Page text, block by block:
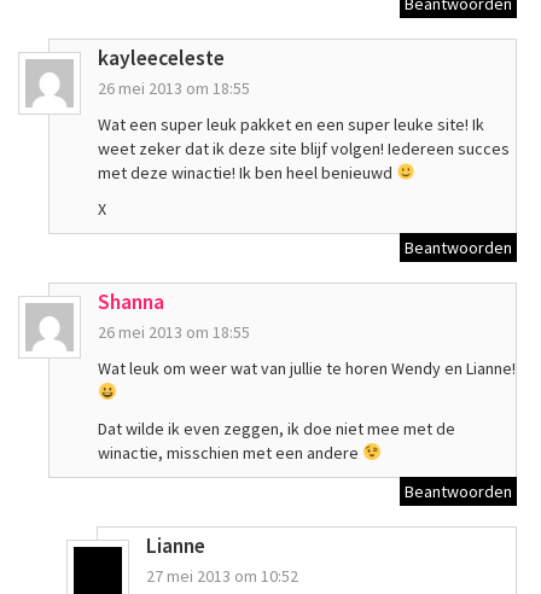
kayleeceleste
26 mei 2013 om 18:55
Wat een super leuk pakket en een super leuke site! Ik
weet zeker dat ik deze site blijf volgen! Iedereen succes
met deze winactie! Ik ben heel benieuwd
X
Beantwoorden
Shanna
26 mei 2013 om 18:55
Wat leuk om weer wat van jullie te horen Wendy en Lianne!
Dat wilde ik even zeggen, ik doe niet mee met de
winactie, misschien met een andere
Beantwoorden
Lianne
27 mei 2013 om 10:52